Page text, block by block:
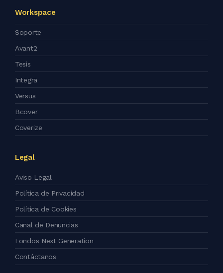
Workspace
Soporte
Avant2
Tesis
Integra
Versus
Bcover
Coverize
Legal
Aviso Legal
Política de Privacidad
Política de Cookies
Canal de Denuncias
Fondos Next Generation
Contáctanos